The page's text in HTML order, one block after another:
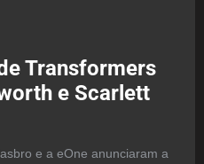
Transformers
e Scarlett
e a eOne anunciaram a